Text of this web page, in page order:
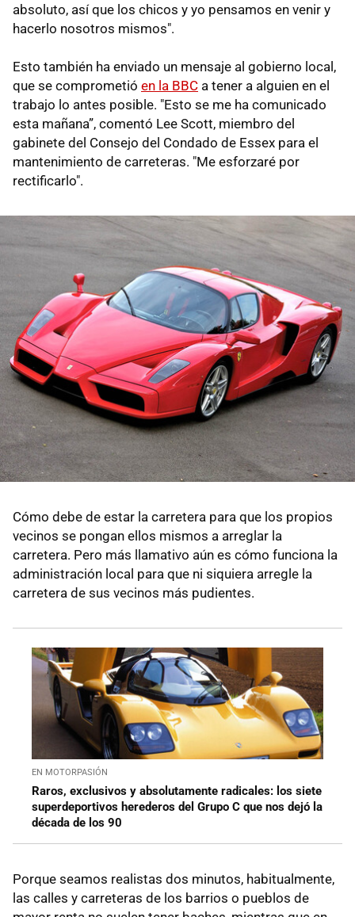
absoluto, así que los chicos y yo pensamos en venir y
hacerlo nosotros mismos".
Esto también ha enviado un mensaje al gobierno local,
que se comprometió en la BBC a tener a alguien en el
trabajo lo antes posible. "Esto se me ha comunicado
esta mañana”, comentó Lee Scott, miembro del
gabinete del Consejo del Condado de Essex para el
mantenimiento de carreteras. "Me esforzaré por
rectificarlo".
Cómo debe de estar la carretera para que los propios
vecinos se pongan ellos mismos a arreglar la
carretera. Pero más llamativo aún es cómo funciona la
administración local para que ni siquiera arregle la
carretera de sus vecinos más pudientes.
EN MOTORPASIÓN
Raros, exclusivos y absolutamente radicales: los siete
superdeportivos herederos del Grupo C que nos dejó la
década de los 90
Porque seamos realistas dos minutos, habitualmente,
las calles y carreteras de los barrios o pueblos de